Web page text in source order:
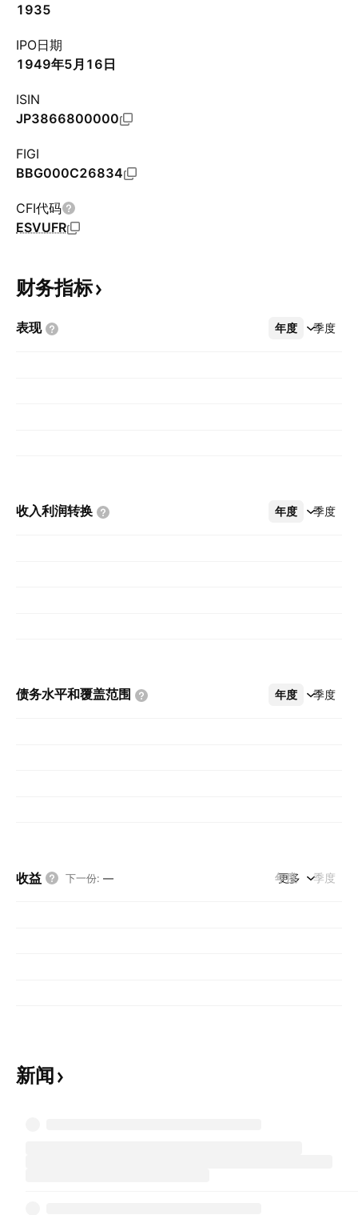
1935
IPO日期
1949年5月16日
ISIN
JP3866800000
FIGI
BBG000C26834
CFI代码
ESVUFR
财务指标
表现 年度 季度
更多
收入利润转换 年度 季度
更多
债务水平和覆盖范围 年度 季度
更多
收益 下一份: — 年度 季度
更多
新闻